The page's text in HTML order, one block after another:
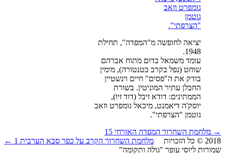
יציאה לחופשה מ"המפדה", תחילת
1948.
עומד משמאל בדום מתוח אברהם
שוחט (נפל בקרב בטנטורה), מימין
בודק את ה"פסים" חיים וינשטיין
החבלן עתיר המוניטין. בשורת
הממתינים: דודא זיבל (דוד זיו),
יוסק'ה דיאמנט, מיכאל גומפרט וזאב
גוטמן "הצרפתי".
השחרור המפדה האזרחי 15
מלחמת השחרור הקרב על כפר סבא הערבית 1 ←
2018 © כל הזכויות
ליוסי עופר "גולה ותקומה"